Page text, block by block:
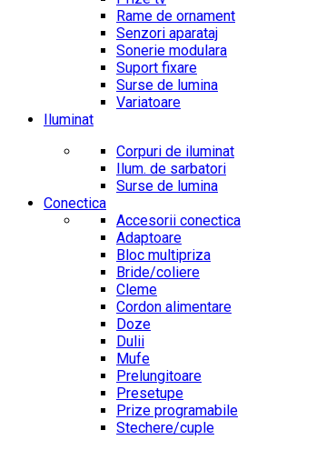
Rame de ornament
Senzori aparataj
Sonerie modulara
Suport fixare
Surse de lumina
Variatoare
Iluminat
Corpuri de iluminat
Ilum. de sarbatori
Surse de lumina
Conectica
Accesorii conectica
Adaptoare
Bloc multipriza
Bride/coliere
Cleme
Cordon alimentare
Doze
Dulii
Mufe
Prelungitoare
Presetupe
Prize programabile
Stechere/cuple